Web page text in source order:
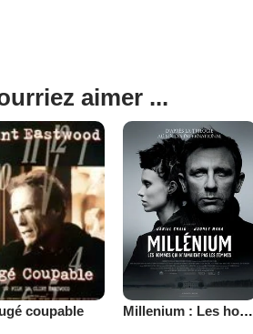
aimer ...
coupable Millenium : Les hommes qui n’aimaient pas les femmes